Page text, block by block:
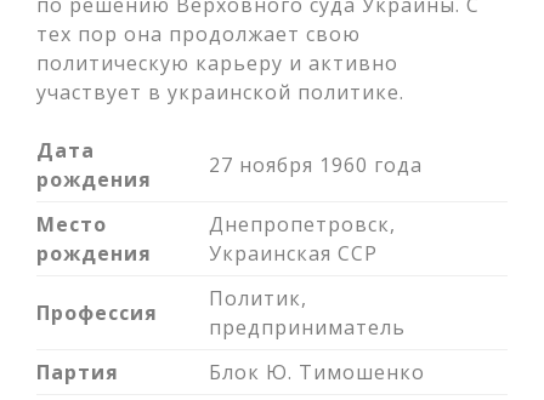
тех пор она продолжает свою
политическую карьеру и активно
участвует в украинской политике.
Дата
рождения
27 ноября 1960 года
Место
рождения
Днепропетровск,
Украинская ССР
Профессия
Политик,
предприниматель
Партия
Блок Ю. Тимошенко